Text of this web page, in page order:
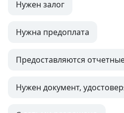
Нужен залог
Нужна предоплата
Предоставляются
Нужен документ,